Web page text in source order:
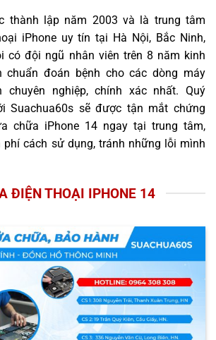
thành lập năm 2003 và là trung tâm
iPhone uy tín tại Hà Nội, Bắc Ninh,
có đội ngũ nhân viên trên 8 năm kinh
chuẩn đoán bệnh cho các dòng máy
chuyên nghiệp, chính xác nhất. Quý
Suachua60s sẽ được tận mắt chứng
chữa iPhone 14 ngay tại trung tâm,
cách sử dụng, tránh những lỗi mình
ĐIỆN THOẠI IPHONE 14